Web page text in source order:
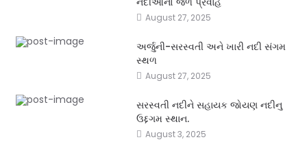
August 27, 2025
અર્જુની-સરસ્વતી અને ખારી નદી સંગમ
સ્થળ
August 27, 2025
સરસ્વતી નદીને સહાયક જોયણ નદીનુ
ઉદ્દગમ સ્થાન.
August 3, 2025